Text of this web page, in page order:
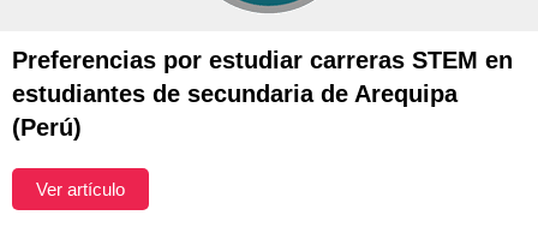
Preferencias por estudiar carreras STEM en
estudiantes de secundaria de Arequipa
(Perú)
Ver artículo